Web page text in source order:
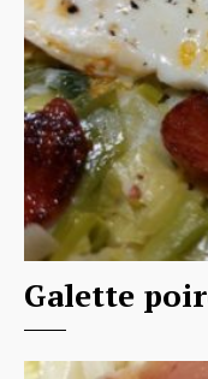
Galette